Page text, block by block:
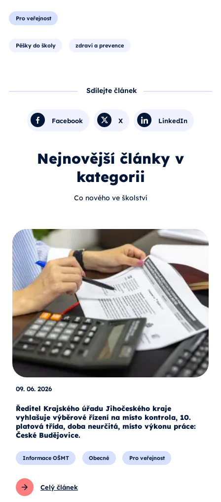
Pro veřejnost
Pěšky do školy zdraví a prevence
Sdílejte článek
Facebook X LinkedIn
Nejnovější články v
kategorii
Co nového ve školství
09. 06. 2026
Ředitel Krajského úřadu Jihočeského kraje
vyhlašuje výběrové řízení na místo kontrola, 10.
platová třída, doba neurčitá, místo výkonu práce:
České Budějovice.
Informace OŠMT Obecné Pro veřejnost
Celý článek